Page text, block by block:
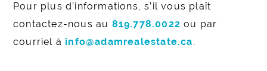
Pour plus d’informations, s’il vous plaît
contactez-nous au 819.778.0022 ou par
courriel à info@adamrealestate.ca.